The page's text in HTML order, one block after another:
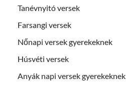
Tanévnyitó versek
Farsangi versek
Nőnapi versek gyerekeknek
Húsvéti versek
Anyák napi versek gyerekeknek